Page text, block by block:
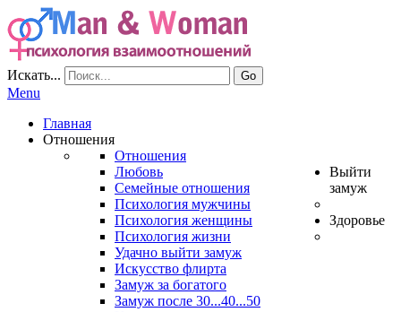
Искать... Go
Menu
Главная
Отношения
Отношения
Любовь
Семейные отношения
Психология мужчины
Психология женщины
Психология жизни
Выйти
замуж
Удачно выйти замуж
Искусство флирта
Замуж за богатого
Замуж после 30...40...50
Здоровье